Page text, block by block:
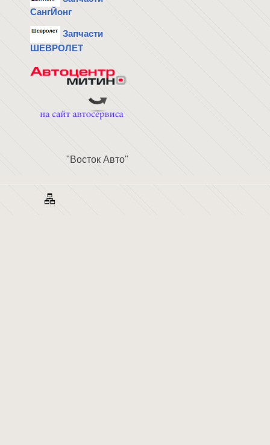
СангЙонг
Запчасти
ШЕВРОЛЕТ
"Восток Авто"